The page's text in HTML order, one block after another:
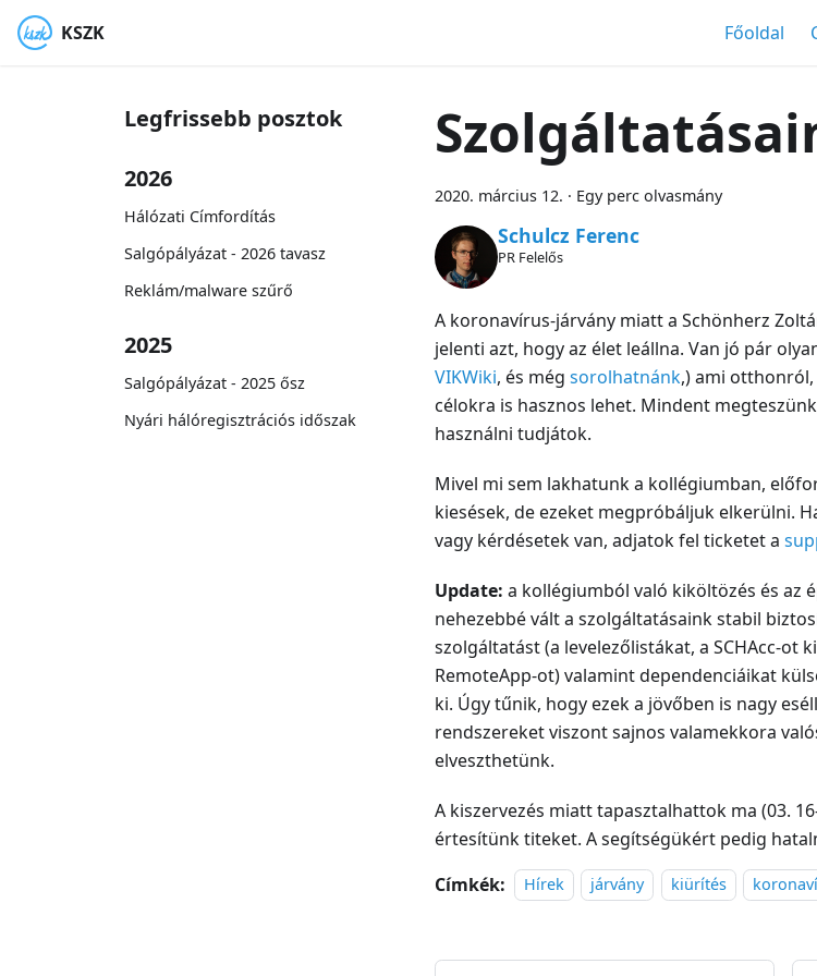
KSZK Főoldal
Legfrissebb posztok
2026
Hálózati Címfordítás
Salgópályázat - 2026 tavasz
Reklám/malware szűrő
2025
Salgópályázat - 2025 ősz
Nyári hálóregisztrációs időszak
2020. március 12. · Egy perc olvasmány
Schulcz Ferenc
PR Felelős
A koronavírus-járvány miatt a Schönherz
jelenti azt, hogy az élet leállna. Van jó pár
VIKWiki, és még sorolhatnánk,) ami
célokra is hasznos lehet. Mindent
használni tudjátok.
Mivel mi sem lakhatunk a kollégiumban,
kiesések, de ezeket megpróbáljuk elkerülni.
vagy kérdésetek van, adjatok fel ticketet a
Update: a kollégiumból való kiköltözés és az
nehezebbé vált a szolgáltatásaink stabil
szolgáltatást (a levelezőlistákat, a SCHAcc-ot
RemoteApp-ot) valamint dependenciáikat
ki. Úgy tűnik, hogy ezek a jövőben is nagy
rendszereket viszont sajnos valamekkora
elveszthetünk.
A kiszervezés miatt tapasztalhattok ma (03.
értesítünk titeket. A segítségükért pedig
Címkék:
Hírek járvány kiürítés